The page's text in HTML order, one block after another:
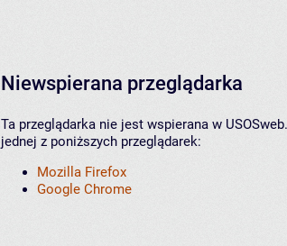
Niewspierana przeglądarka
Ta przeglądarka nie jest wspierana w
jednej z poniższych przeglądarek:
Mozilla Firefox
Google Chrome